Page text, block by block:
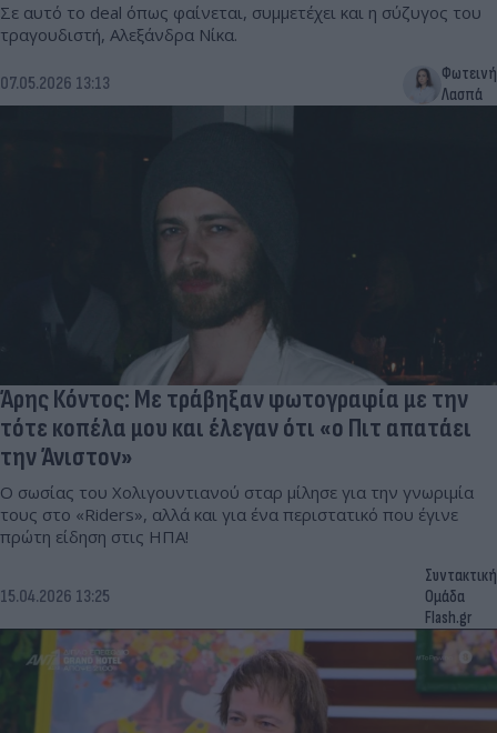
Σε αυτό το deal όπως φαίνεται, συμμετέχει και η σύζυγος του
τραγουδιστή, Αλεξάνδρα Νίκα.
07.05.2026 13:13
Φωτεινή
Λασπά
Άρης Κόντος: Με τράβηξαν φωτογραφία με την
τότε κοπέλα μου και έλεγαν ότι «ο Πιτ απατάει
την Άνιστον»
Ο σωσίας του Χολιγουντιανού σταρ μίλησε για την γνωριμία
τους στο «Riders», αλλά και για ένα περιστατικό που έγινε
πρώτη είδηση στις ΗΠΑ!
15.04.2026 13:25
Συντακτική
Ομάδα
Flash.gr